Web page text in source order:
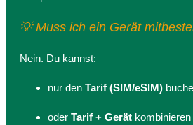
💡 Muss ich ein Gerät
Nein. Du kannst:
nur den Tarif (SIM/eSIM)
oder Tarif + Gerät kombinieren